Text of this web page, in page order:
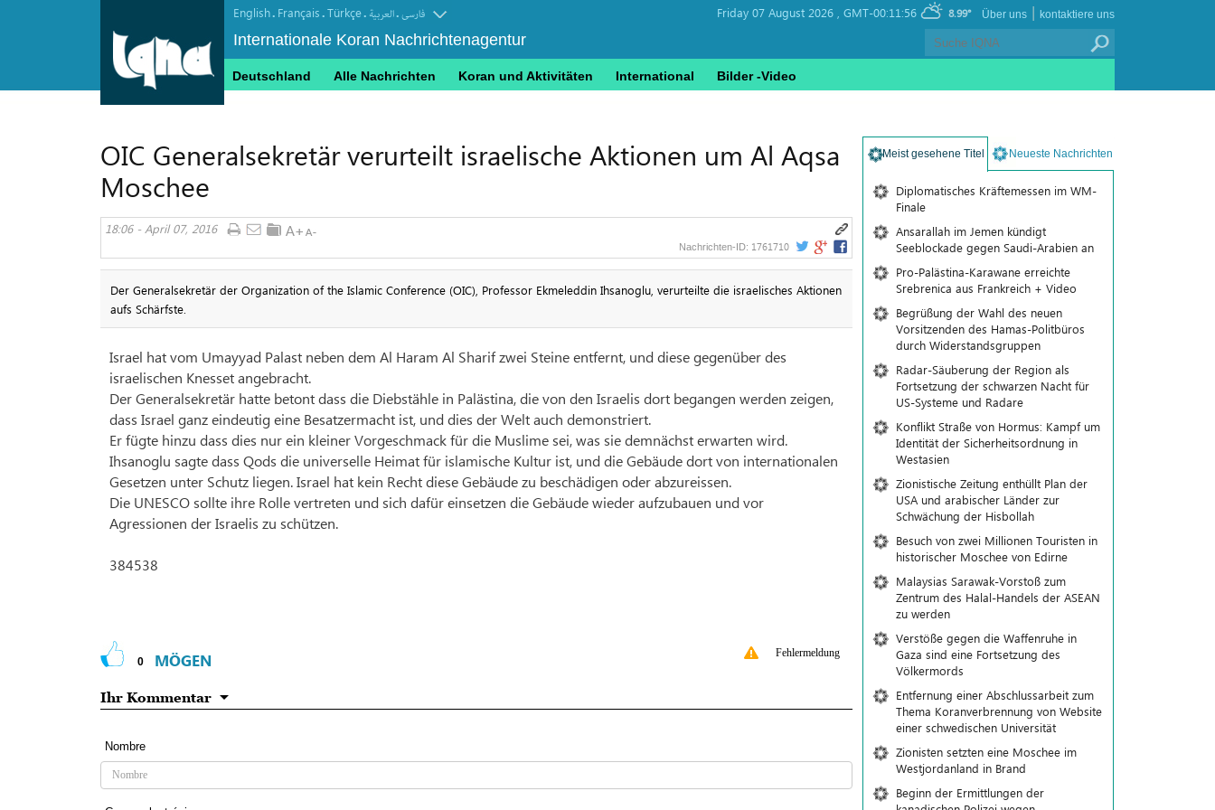
English. Français.Türkçe. العربیة.فارسی
Internationale Koran Nachrichtenagentur
Friday 07 August 2026 , GMT-00:11:56 8.99° kontaktiere uns
|
Über uns
Deutschland Alle Nachrichten Koran und Aktivitäten International Bilder -Video
OIC Generalsekretär verurteilt israelische Aktionen um Al Aqsa
Moschee
18:06 - April 07, 2016
Nachrichten-ID: 1761710
Der Generalsekretär der Organization of the Islamic Conference (OIC), Professor Ekmeleddin Ihsanoglu, verurteilte die israelisches Aktionen
aufs Schärfste.
Israel hat vom Umayyad Palast neben dem Al Haram Al Sharif zwei Steine entfernt, und diese gegenüber des
israelischen Knesset angebracht.
Der Generalsekretär hatte betont dass die Diebstähle in Palästina, die von den Israelis dort begangen werden zeigen,
dass Israel ganz eindeutig eine Besatzermacht ist, und dies der Welt auch demonstriert.
Er fügte hinzu dass dies nur ein kleiner Vorgeschmack für die Muslime sei, was sie demnächst erwarten wird.
Ihsanoglu sagte dass Qods die universelle Heimat für islamische Kultur ist, und die Gebäude dort von internationalen
Gesetzen unter Schutz liegen. Israel hat kein Recht diese Gebäude zu beschädigen oder abzureissen.
Die UNESCO sollte ihre Rolle vertreten und sich dafür einsetzen die Gebäude wieder aufzubauen und vor
Agressionen der Israelis zu schützen.
384538
0 MÖGEN Fehlermeldung
Ihr Kommentar
Nombre
Meist gesehene Titel Neueste Nachrichten
Diplomatisches Kräftemessen im WM-
Finale
Ansarallah im Jemen kündigt
Seeblockade gegen Saudi-Arabien an
Pro-Palästina-Karawane erreichte
Srebrenica aus Frankreich + Video
Begrüßung der Wahl des neuen
Vorsitzenden des Hamas-Politbüros
durch Widerstandsgruppen
Radar-Säuberung der Region als
Fortsetzung der schwarzen Nacht für
US-Systeme und Radare
Konflikt Straße von Hormus: Kampf um
Identität der Sicherheitsordnung in
Westasien
Zionistische Zeitung enthüllt Plan der
USA und arabischer Länder zur
Schwächung der Hisbollah
Besuch von zwei Millionen Touristen in
historischer Moschee von Edirne
Malaysias Sarawak-Vorstoß zum
Zentrum des Halal-Handels der ASEAN
zu werden
Verstöße gegen die Waffenruhe in
Gaza sind eine Fortsetzung des
Völkermords
Entfernung einer Abschlussarbeit zum
Thema Koranverbrennung von Website
einer schwedischen Universität
Zionisten setzten eine Moschee im
Westjordanland in Brand
Beginn der Ermittlungen der